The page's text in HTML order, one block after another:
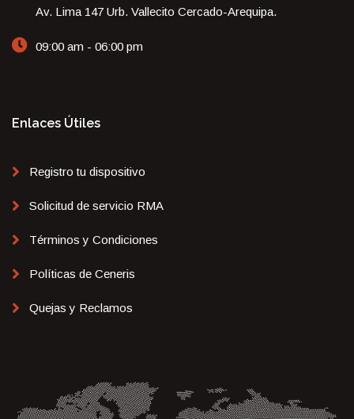
Av. Lima 147 Urb. Vallecito Cercado-Arequipa.
09:00 am - 06:00 pm
Enlaces Útiles
Registro tu dispositivo
Solicitud de servicio RMA
Términos y Condiciones
Políticas de Ceneris
Quejas y Reclamos